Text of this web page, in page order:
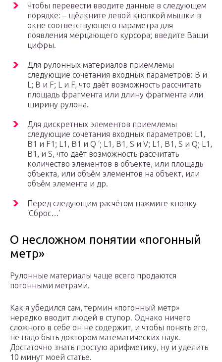
Чтобы перевести вводите данные в следующем
порядке: – щёлкните левой кнопкой мышки в
окне соответствующего параметра для
появления мерцающего курсора; введите Ваши
цифры.
Для рулонных материалов приемлемы
следующие сочетания входных параметров: B и
L; B и F; L и F, что даёт возможность рассчитать
площадь фрагмента или длину фрагмента или
ширину рулона.
Для дискретных элементов приемлемы
следующие сочетания входных параметров: L1,
B1 и F1; L1, B1 и Q ‘; L1, B1, S и V; L1, B1, S и Q; L1,
B1, и S, что даёт возможность рассчитать
количество элементов в объекте, или площадь
объекта, или объём элементов на объект, или
объём элемента и др.
Перед следующим расчётом нажмите кнопку
‘Сброс…’
О несложном понятии «погонный
метр»
Рулонные материалы чаще всего продаются
погонными метрами.
Как я убедился сам, термин «погонный метр»
нередко вводит людей в ступор. Однако ничего
сложного в себе он не содержит, и чтобы понять его,
не надо быть доктором математических наук.
Достаточно знать простую арифметику, ну и уделить
10 минут моей статье.